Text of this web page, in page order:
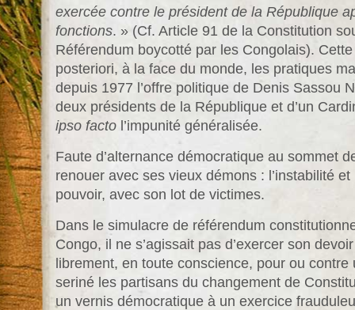
exercée contre le président de la République
fonctions. » (Cf. Article 91 de la Constitution
Référendum boycotté par les Congolais).
posteriori, à la face du monde, les pratiques
depuis 1977 l’offre politique de Denis Sassou
deux présidents de la République et d’un
ipso facto l’impunité généralisée.
Faute d’alternance démocratique au sommet
renouer avec ses vieux démons : l’instabilité
pouvoir, avec son lot de victimes.
Dans le simulacre de référendum
Congo, il ne s’agissait pas d’exercer son
librement, en toute conscience, pour ou contre
seriné les partisans du changement de
un vernis démocratique à un exercice